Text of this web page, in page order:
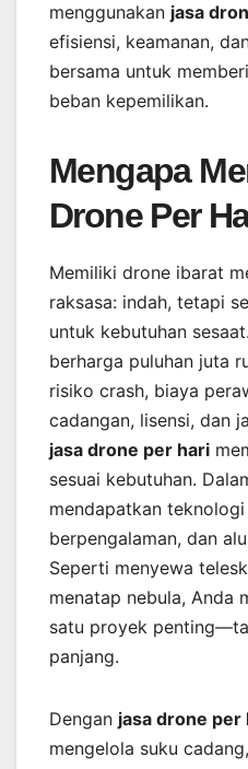
menggunakan jasa
efisiensi, keamanan,
bersama untuk
beban kepemilikan.
Mengapa
Drone Per
Memiliki drone ibarat
raksasa: indah, tetapi
untuk kebutuhan
berharga puluhan juta
risiko crash, biaya
cadangan, lisensi, dan
jasa drone per hari
sesuai kebutuhan.
mendapatkan
berpengalaman, dan
Seperti menyewa
menatap nebula, Anda
satu proyek
panjang.
Dengan jasa drone per
mengelola suku